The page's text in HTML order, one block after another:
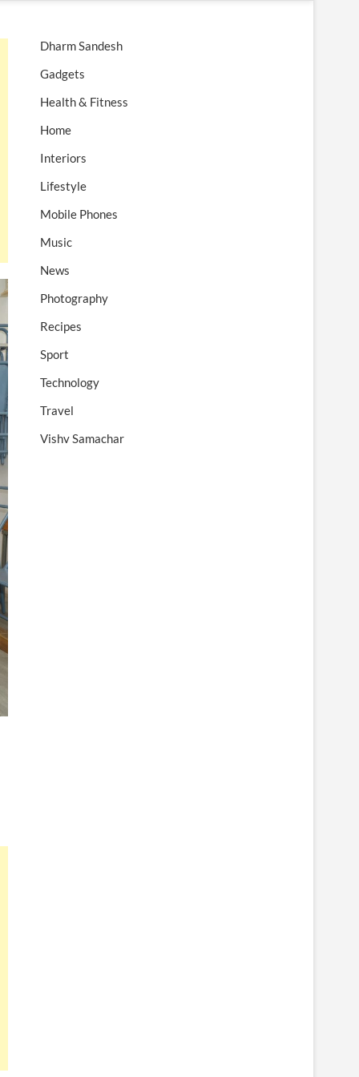
Dharm Sandesh
Gadgets
Health & Fitness
Home
Interiors
Lifestyle
Mobile Phones
Music
News
Photography
Recipes
Sport
Technology
Travel
Vishv Samachar